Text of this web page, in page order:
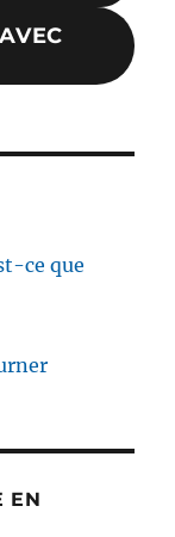
ce que
EN